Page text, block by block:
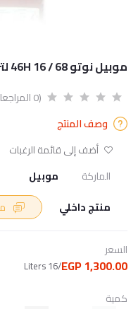
موبيل نوتو 68 / 46H 16 لتر
(0 المراجعات)
وصف المنتج
أضف إلى قائمة الرغبات
الماركة
موبيل
منتج داخلي
السعر
1,300.00 EGP
/16 Liters
كمية